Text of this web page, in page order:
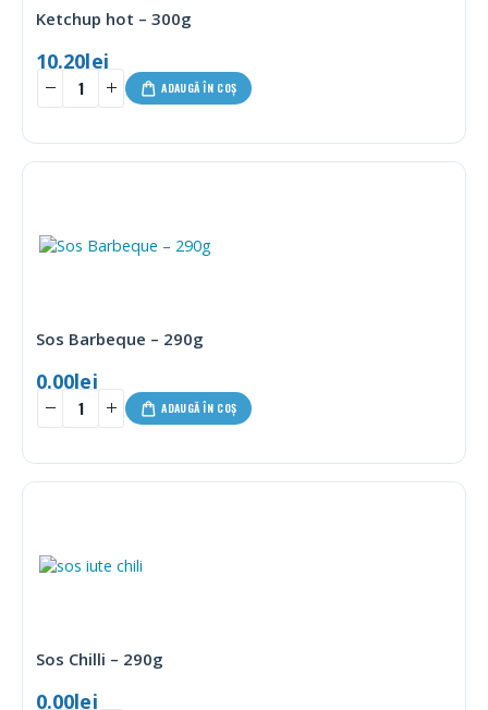
Ketchup hot – 300g
10.20lei
ADAUGĂ ÎN COȘ
Sos Barbeque – 290g
0.00lei
ADAUGĂ ÎN COȘ
Sos Chilli – 290g
0.00lei